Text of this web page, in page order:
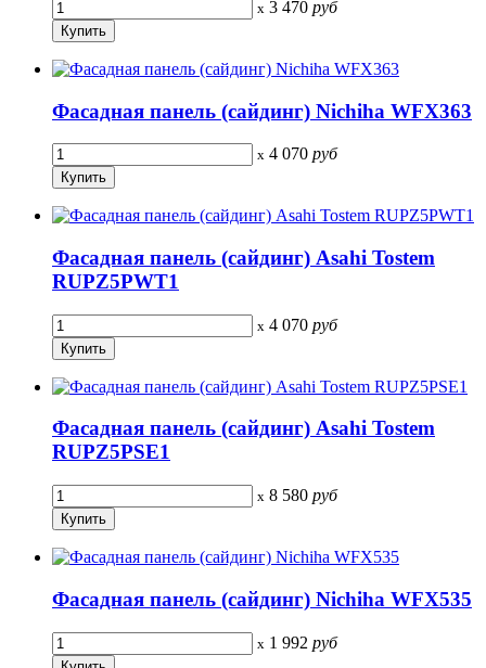
x 3 470 руб
Фасадная панель (сайдинг) Nichiha WFX363
x 4 070 руб
Фасадная панель (сайдинг) Asahi Tostem
RUPZ5PWT1
x 4 070 руб
Фасадная панель (сайдинг) Asahi Tostem
RUPZ5PSE1
x 8 580 руб
Фасадная панель (сайдинг) Nichiha WFX535
x 1 992 руб